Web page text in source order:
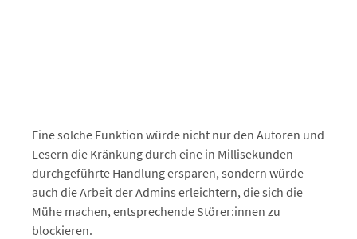
Eine solche Funktion würde nicht nur den Autoren und
Lesern die Kränkung durch eine in Millisekunden
durchgeführte Handlung ersparen, sondern würde
auch die Arbeit der Admins erleichtern, die sich die
Mühe machen, entsprechende Störer:innen zu
blockieren.